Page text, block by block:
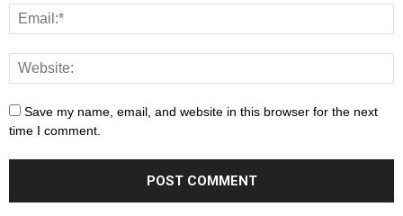
Save my name, email, and website in this browser for the next
time I comment.